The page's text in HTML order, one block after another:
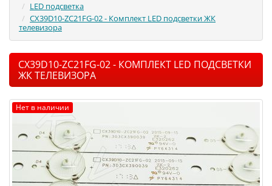
LED подсветка
CX39D10-ZC21FG-02 - Комплект LED подсветки ЖК
телевизора
CX39D10-ZC21FG-02 - КОМПЛЕКТ LED ПОДСВЕТКИ
ЖК ТЕЛЕВИЗОРА
Нет в наличии